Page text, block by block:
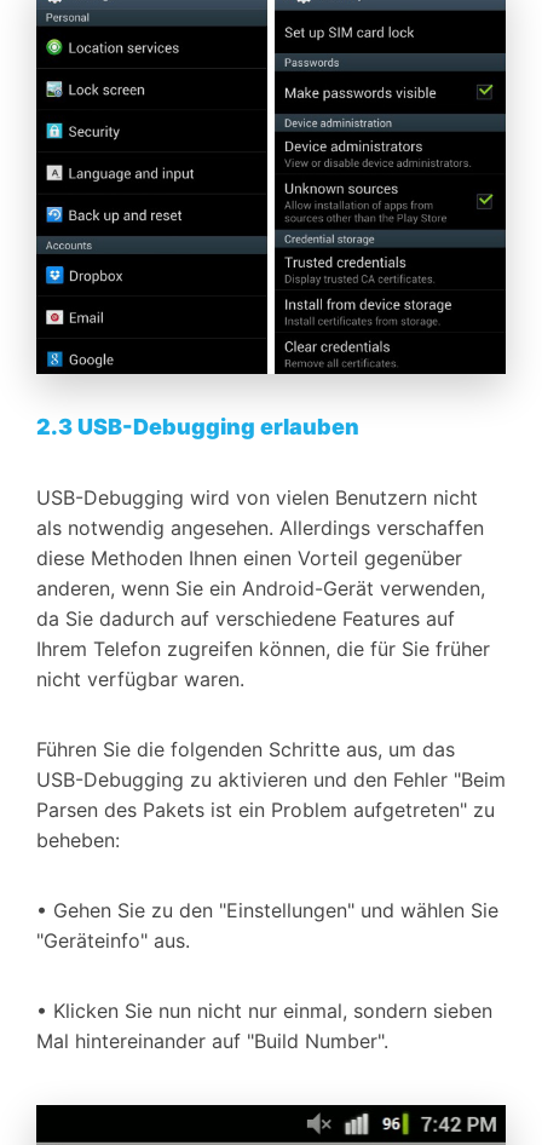
2.3 USB-Debugging erlauben
USB-Debugging wird von vielen Benutzern nicht
als notwendig angesehen. Allerdings verschaffen
diese Methoden Ihnen einen Vorteil gegenüber
anderen, wenn Sie ein Android-Gerät verwenden,
da Sie dadurch auf verschiedene Features auf
Ihrem Telefon zugreifen können, die für Sie früher
nicht verfügbar waren.
Führen Sie die folgenden Schritte aus, um das
USB-Debugging zu aktivieren und den Fehler "Beim
Parsen des Pakets ist ein Problem aufgetreten" zu
beheben:
• Gehen Sie zu den "Einstellungen" und wählen Sie
"Geräteinfo" aus.
• Klicken Sie nun nicht nur einmal, sondern sieben
Mal hintereinander auf "Build Number".